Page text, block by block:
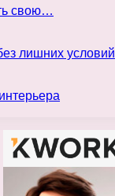
свою…
лишних условий